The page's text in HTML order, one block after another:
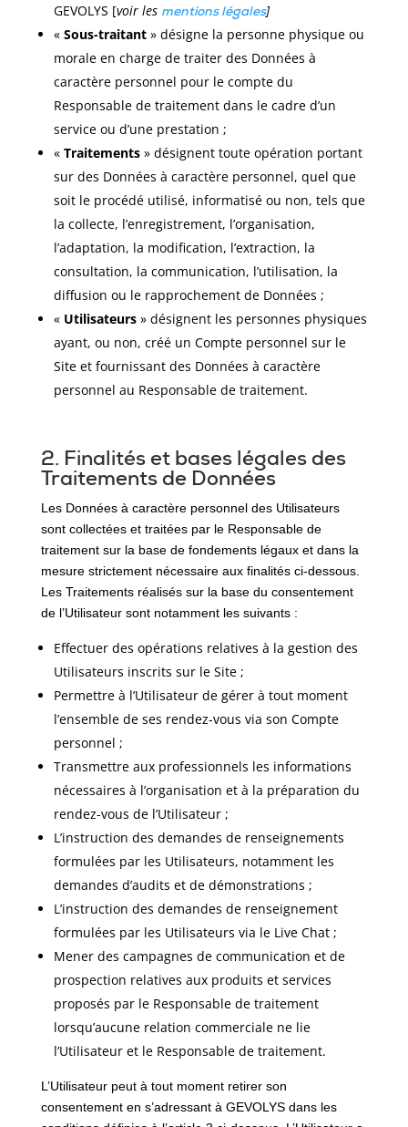
GEVOLYS [voir les mentions légales]
« Sous-traitant » désigne la personne physique ou
morale en charge de traiter des Données à
caractère personnel pour le compte du
Responsable de traitement dans le cadre d’un
service ou d’une prestation ;
« Traitements » désignent toute opération portant
sur des Données à caractère personnel, quel que
soit le procédé utilisé, informatisé ou non, tels que
la collecte, l’enregistrement, l’organisation,
l’adaptation, la modification, l’extraction, la
consultation, la communication, l’utilisation, la
diffusion ou le rapprochement de Données ;
« Utilisateurs » désignent les personnes physiques
ayant, ou non, créé un Compte personnel sur le
Site et fournissant des Données à caractère
personnel au Responsable de traitement.
2. Finalités et bases légales des
Traitements de Données
Les Données à caractère personnel des Utilisateurs
sont collectées et traitées par le Responsable de
traitement sur la base de fondements légaux et dans la
mesure strictement nécessaire aux finalités ci-dessous.
Les Traitements réalisés sur la base du consentement
de l’Utilisateur sont notamment les suivants :
Effectuer des opérations relatives à la gestion des
Utilisateurs inscrits sur le Site ;
Permettre à l’Utilisateur de gérer à tout moment
l’ensemble de ses rendez-vous via son Compte
personnel ;
Transmettre aux professionnels les informations
nécessaires à l’organisation et à la préparation du
rendez-vous de l’Utilisateur ;
L’instruction des demandes de renseignements
formulées par les Utilisateurs, notamment les
demandes d’audits et de démonstrations ;
L’instruction des demandes de renseignement
formulées par les Utilisateurs via le Live Chat ;
Mener des campagnes de communication et de
prospection relatives aux produits et services
proposés par le Responsable de traitement
lorsqu’aucune relation commerciale ne lie
l’Utilisateur et le Responsable de traitement.
L’Utilisateur peut à tout moment retirer son
consentement en s’adressant à GEVOLYS dans les